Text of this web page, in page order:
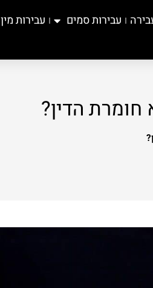
עבירות סמים עבירות מין
הדין?